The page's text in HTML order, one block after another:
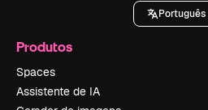
Português
Produtos
Spaces
Assistente de IA